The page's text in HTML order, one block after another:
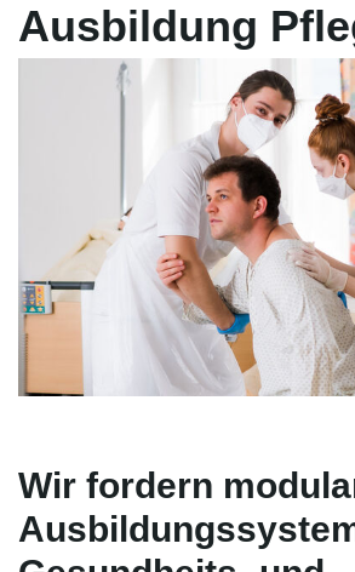
Ausbildung
Wir fordern